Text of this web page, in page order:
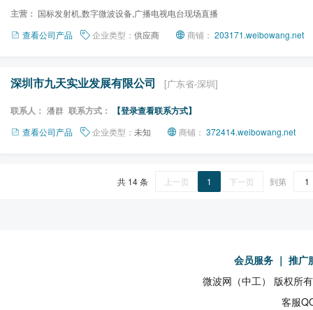
主营： 国标发射机,数字微波设备,广播电视电台现场直播
查看公司产品
企业类型： 供应商 商铺： 203171.weibowang.net
深圳市九天实业发展有限公司 [广东省-深圳]
联系人： 潘群 联系方式： 【登录查看联系方式】
查看公司产品 企业类型： 未知 商铺： 372414.weibowang.net
共 14 条 上一页 1 下一页 到第
会员服务 ｜ 推广
微波网（中工） 版权所
客服